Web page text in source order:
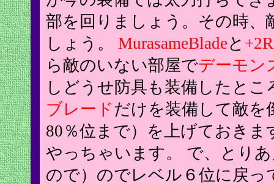
部を回りましょう。その時
しょう。
MurasameBladeと
ら敵のいない部屋でデーモン
しどうせ防具も装備したと
ブレードだけを装備して敵を
80％位まで）を上げておき
やっちゃいます。 で、とり
ので）のでレベル６位に戻っ